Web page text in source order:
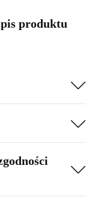
produktu